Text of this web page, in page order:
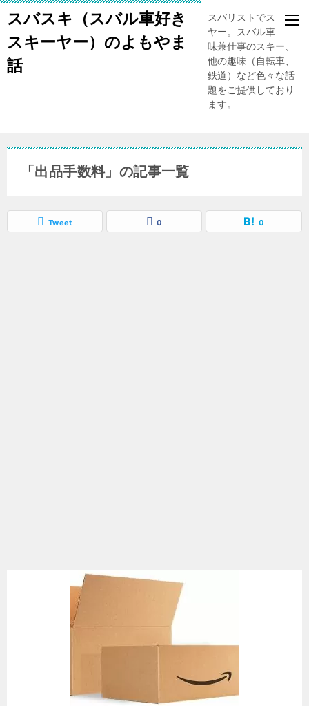
スバスキ（スバル車好き
スキーヤー）のよもやま
話
スバリストでスキー
ヤー。スバル車、趣
味兼仕事のスキー、
他の趣味（自転車、
鉄道）など色々な話
題をご提供しており
ます。
「出品手数料」の記事一覧
Tweet 0 0